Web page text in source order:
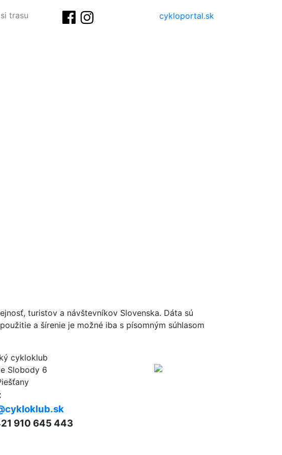
trasu cykloportal.sk
turistov a návštevníkov Slovenska. Dáta sú
a šírenie je možné iba s písomným súhlasom
cykloklub
Slobody 6
910 645 443